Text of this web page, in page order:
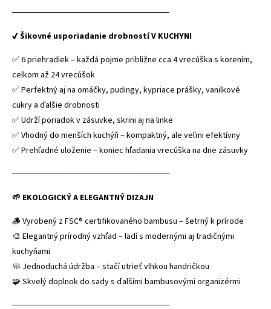
──────────────────────────
✔ Šikovné usporiadanie drobností V KUCHYNI
✅ 6 priehradiek – každá pojme približne cca 4 vrecúška s korením,
celkom až 24 vrecúšok
✅ Perfektný aj na omáčky, pudingy, kypriace prášky, vanilkové
cukry a ďalšie drobnosti
✅ Udrží poriadok v zásuvke, skrini aj na linke
✅ Vhodný do menších kuchýň – kompaktný, ale veľmi efektívny
✅ Prehľadné uloženie – koniec hľadania vrecúška na dne zásuvky
──────────────────────────
🌱 EKOLOGICKÝ A ELEGANTNÝ DIZAJN
🪵 Vyrobený z FSC® certifikovaného bambusu – šetrný k prírode
🎨 Elegantný prírodný vzhľad – ladí s modernými aj tradičnými
kuchyňami
🧼 Jednoduchá údržba – stačí utrieť vlhkou handričkou
🧩 Skvelý doplnok do sady s ďalšími bambusovými organizérmi
──────────────────────────